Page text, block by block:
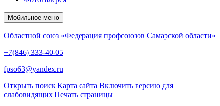
Мобильное меню
Областной союз «Федерация профсоюзов Самарской области»
+7(846) 333-40-05
fpso63@yandex.ru
Открыть поиск Карта сайта Включить версию для
слабовидящих Печать страницы